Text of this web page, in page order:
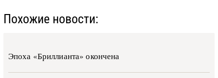
Похожие новости:
Эпоха «Бриллианта» окончена